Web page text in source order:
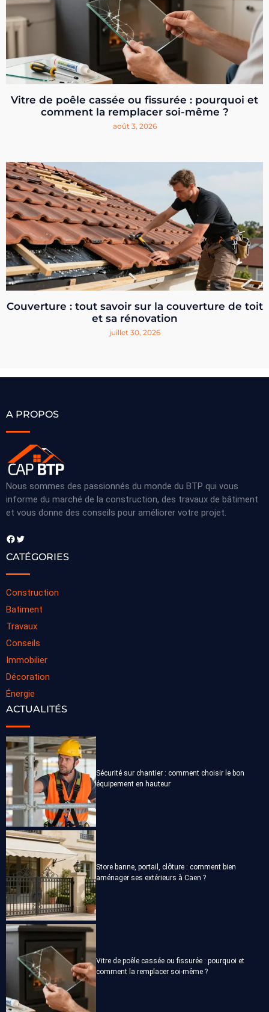
Vitre de poêle cassée ou fissurée : pourquoi et
comment la remplacer soi-même ?
août 3, 2026
Couverture : tout savoir sur la couverture de toit
et sa rénovation
juillet 30, 2026
A PROPOS
Nous sommes des passionnés du monde du BTP qui vous
informe du marché de la construction, des travaux de bâtiment
et vous donne des conseils pour améliorer votre projet.
Facebook Twitter
CATÉGORIES
Construction
Batiment
Travaux
Conseils
Immobilier
Décoration
Énergie
ACTUALITÉS
Sécurité sur chantier : comment choisir le bon
équipement en hauteur
Store banne, portail, clôture : comment bien
aménager ses extérieurs à Caen ?
Vitre de poêle cassée ou fissurée : pourquoi et
comment la remplacer soi-même ?